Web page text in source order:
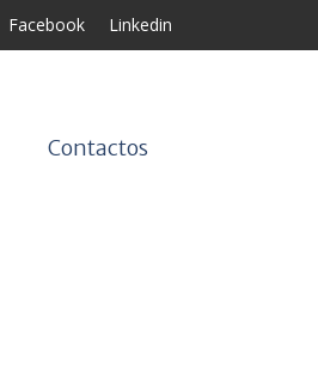
Facebook Linkedin
Contactos